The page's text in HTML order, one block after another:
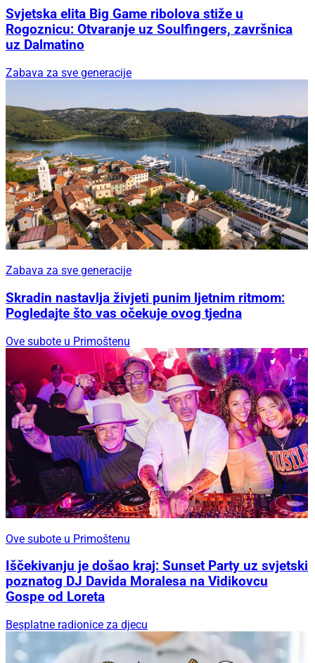
Svjetska elita Big Game ribolova stiže u
Rogoznicu: Otvaranje uz Soulfingers, završnica
uz Dalmatino
Zabava za sve generacije
Zabava za sve generacije
Skradin nastavlja živjeti punim ljetnim ritmom:
Pogledajte što vas očekuje ovog tjedna
Ove subote u Primoštenu
Ove subote u Primoštenu
Iščekivanju je došao kraj: Sunset Party uz svjetski
poznatog DJ Davida Moralesa na Vidikovcu
Gospe od Loreta
Besplatne radionice za djecu